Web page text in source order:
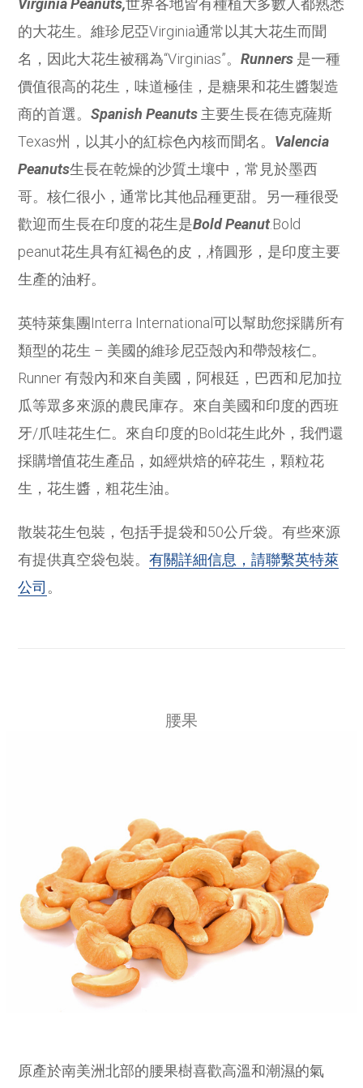
Virginia Peanuts,世界各地皆有種植大多數人都熟悉
的大花生。維珍尼亞Virginia通常以其大花生而聞
名，因此大花生被稱為“Virginias”。Runners 是一種
價值很高的花生，味道極佳，是糖果和花生醬製造
商的首選。Spanish Peanuts 主要生長在德克薩斯
Texas州，以其小的紅棕色內核而聞名。 Valencia
Peanuts生長在乾燥的沙質土壤中，常見於墨西
哥。核仁很小，通常比其他品種更甜。另一種很受
歡迎而生長在印度的花生是Bold Peanut .Bold
peanut花生具有紅褐色的皮，,楕圓形，是印度主要
生產的油籽。
英特萊集團Interra International可以幫助您採購所有
類型的花生 – 美國的維珍尼亞殼內和帶殼核仁。
Runner 有殼內和來自美國，阿根廷，巴西和尼加拉
瓜等眾多來源的農民庫存。來自美國和印度的西班
牙/爪哇花生仁。來自印度的Bold花生此外，我們還
採購增值花生產品，如經烘焙的碎花生，顆粒花
生，花生醬，粗花生油。
散裝花生包裝，包括手提袋和50公斤袋。有些來源
有提供真空袋包裝。有關詳細信息，請聯繫英特萊
公司 。
腰果
原產於南美洲北部的腰果樹喜歡高溫和潮濕的氣